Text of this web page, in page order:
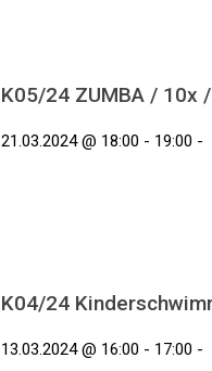
K05/24 ZUMBA / 10x
21.03.2024 @ 18:00 - 19:00 -
K04/24
13.03.2024 @ 16:00 - 17:00 -